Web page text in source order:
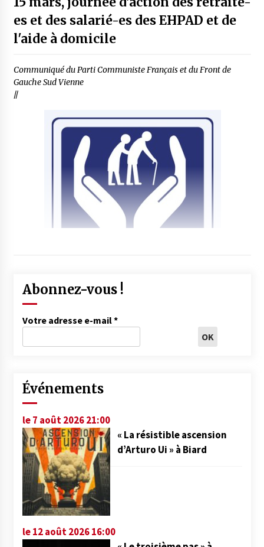
es et des salarié-es des EHPAD et de
l'aide à domicile
Communiqué du Parti Communiste Français et du Front de
Gauche Sud Vienne
//
Abonnez-vous !
Votre adresse e-mail*
Événements
le 7 août 2026 21:00
« La résistible ascension
d’Arturo Ui » à Biard
le 12 août 2026 16:00